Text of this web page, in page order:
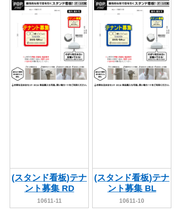
(スタンド看板)テナ
ント募集 RD
10611-11
(スタンド看板)テナ
ント募集 BL
10611-10